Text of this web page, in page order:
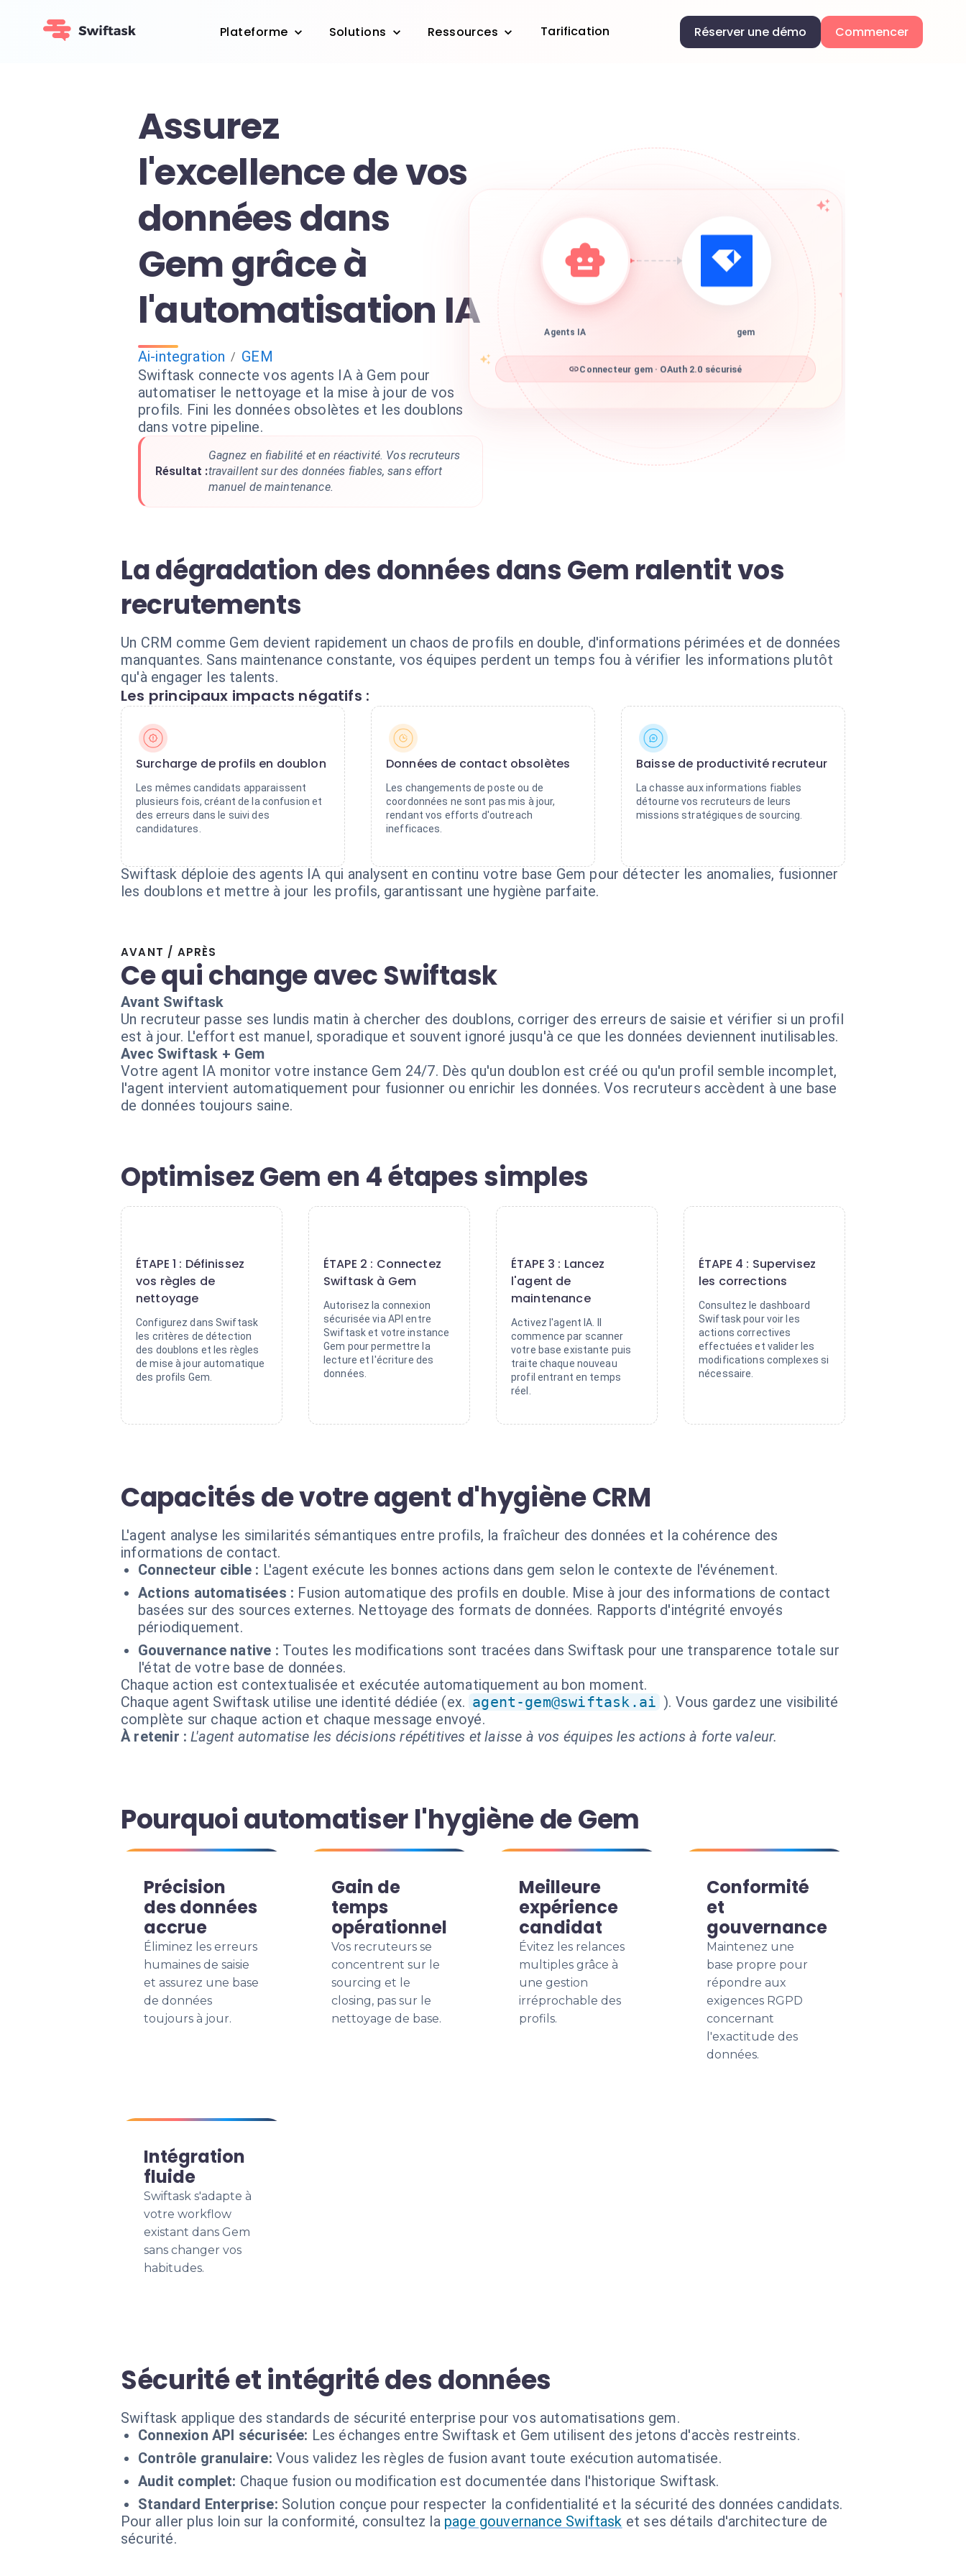
Plateforme Solutions Ressources Tarification Réserver une démo Commencer
Assurez
l'excellence de vos
données dans
Gem grâce à
l'automatisation IA
Ai-integration / GEM
Swiftask connecte vos agents IA à Gem pour
automatiser le nettoyage et la mise à jour de vos
profils. Fini les données obsolètes et les doublons
dans votre pipeline.
Résultat :
Gagnez en fiabilité et en réactivité. Vos recruteurs
travaillent sur des données fiables, sans effort
manuel de maintenance.
Agents IA gem
Connecteur gem · OAuth 2.0 sécurisé
La dégradation des données dans Gem ralentit vos
recrutements
Un CRM comme Gem devient rapidement un chaos de profils en double, d'informations périmées et de données
manquantes. Sans maintenance constante, vos équipes perdent un temps fou à vérifier les informations plutôt
qu'à engager les talents.
Les principaux impacts négatifs :
Surcharge de profils en doublon
Les mêmes candidats apparaissent
plusieurs fois, créant de la confusion et
des erreurs dans le suivi des
candidatures.
Données de contact obsolètes
Les changements de poste ou de
coordonnées ne sont pas mis à jour,
rendant vos efforts d'outreach
inefficaces.
Baisse de productivité recruteur
La chasse aux informations fiables
détourne vos recruteurs de leurs
missions stratégiques de sourcing.
Swiftask déploie des agents IA qui analysent en continu votre base Gem pour détecter les anomalies, fusionner
les doublons et mettre à jour les profils, garantissant une hygiène parfaite.
AVANT / APRÈS
Ce qui change avec Swiftask
Avant Swiftask
Un recruteur passe ses lundis matin à chercher des doublons, corriger des erreurs de saisie et vérifier si un profil
est à jour. L'effort est manuel, sporadique et souvent ignoré jusqu'à ce que les données deviennent inutilisables.
Avec Swiftask + Gem
Votre agent IA monitor votre instance Gem 24/7. Dès qu'un doublon est créé ou qu'un profil semble incomplet,
l'agent intervient automatiquement pour fusionner ou enrichir les données. Vos recruteurs accèdent à une base
de données toujours saine.
Optimisez Gem en 4 étapes simples
ÉTAPE 1 : Définissez
vos règles de
nettoyage
Configurez dans Swiftask
les critères de détection
des doublons et les règles
de mise à jour automatique
des profils Gem.
ÉTAPE 2 : Connectez
Swiftask à Gem
Autorisez la connexion
sécurisée via API entre
Swiftask et votre instance
Gem pour permettre la
lecture et l'écriture des
données.
ÉTAPE 3 : Lancez
l'agent de
maintenance
Activez l'agent IA. Il
commence par scanner
votre base existante puis
traite chaque nouveau
profil entrant en temps
réel.
ÉTAPE 4 : Supervisez
les corrections
Consultez le dashboard
Swiftask pour voir les
actions correctives
effectuées et valider les
modifications complexes si
nécessaire.
Capacités de votre agent d'hygiène CRM
L'agent analyse les similarités sémantiques entre profils, la fraîcheur des données et la cohérence des
informations de contact.
Connecteur cible : L'agent exécute les bonnes actions dans gem selon le contexte de l'événement.
Actions automatisées : Fusion automatique des profils en double. Mise à jour des informations de contact
basées sur des sources externes. Nettoyage des formats de données. Rapports d'intégrité envoyés
périodiquement.
Gouvernance native : Toutes les modifications sont tracées dans Swiftask pour une transparence totale sur
l'état de votre base de données.
Chaque action est contextualisée et exécutée automatiquement au bon moment.
Chaque agent Swiftask utilise une identité dédiée (ex. agent-gem@swiftask.ai ). Vous gardez une visibilité
complète sur chaque action et chaque message envoyé.
À retenir : L'agent automatise les décisions répétitives et laisse à vos équipes les actions à forte valeur.
Pourquoi automatiser l'hygiène de Gem
Précision
des données
accrue
Éliminez les erreurs
humaines de saisie
et assurez une base
de données
toujours à jour.
Gain de
temps
opérationnel
Vos recruteurs se
concentrent sur le
sourcing et le
closing, pas sur le
nettoyage de base.
Meilleure
expérience
candidat
Évitez les relances
multiples grâce à
une gestion
irréprochable des
profils.
Conformité
et
gouvernance
Maintenez une
base propre pour
répondre aux
exigences RGPD
concernant
l'exactitude des
données.
Intégration
fluide
Swiftask s'adapte à
votre workflow
existant dans Gem
sans changer vos
habitudes.
Sécurité et intégrité des données
Swiftask applique des standards de sécurité enterprise pour vos automatisations gem.
Connexion API sécurisée: Les échanges entre Swiftask et Gem utilisent des jetons d'accès restreints.
Contrôle granulaire: Vous validez les règles de fusion avant toute exécution automatisée.
Audit complet: Chaque fusion ou modification est documentée dans l'historique Swiftask.
Standard Enterprise: Solution conçue pour respecter la confidentialité et la sécurité des données candidats.
Pour aller plus loin sur la conformité, consultez la page gouvernance Swiftask et ses détails d'architecture de
sécurité.